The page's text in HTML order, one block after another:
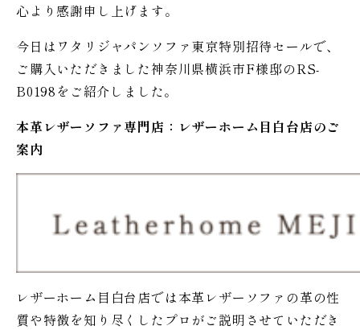
心より感謝申し上げます。
今日はワタリジャパンソファ東京特別招待セールで、
ご購入いただきました神奈川県横浜市F様邸のRS-
B0198をご紹介しました。
本革レザーソファ専門店：レザーホーム 目白台店のご
案内
レザーホーム目白台店では本革レザーソファの革の性
質や特徴を知り尽くしたプロがご説明させていただき